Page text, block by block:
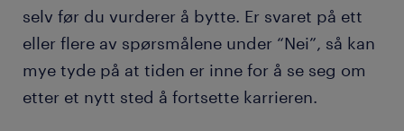
selv før du vurderer å bytte. Er svaret på ett
eller flere av spørsmålene under “Nei”, så kan
mye tyde på at tiden er inne for å se seg om
etter et nytt sted å fortsette karrieren.